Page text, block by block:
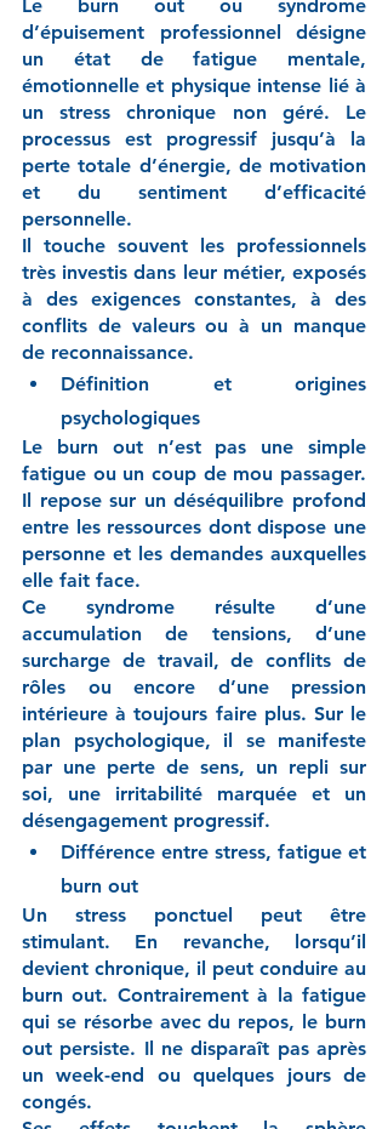
Le burn out ou syndrome
d’épuisement professionnel désigne
un état de fatigue mentale,
émotionnelle et physique intense lié à
un stress chronique non géré. Le
processus est progressif jusqu’à la
perte totale d’énergie, de motivation
et du sentiment d’efficacité
personnelle.
Il touche souvent les professionnels
très investis dans leur métier, exposés
à des exigences constantes, à des
conflits de valeurs ou à un manque
de reconnaissance.
Définition et origines
psychologiques
Le burn out n’est pas une simple
fatigue ou un coup de mou passager.
Il repose sur un déséquilibre profond
entre les ressources dont dispose une
personne et les demandes auxquelles
elle fait face.
Ce syndrome résulte d’une
accumulation de tensions, d’une
surcharge de travail, de conflits de
rôles ou encore d’une pression
intérieure à toujours faire plus. Sur le
plan psychologique, il se manifeste
par une perte de sens, un repli sur
soi, une irritabilité marquée et un
désengagement progressif.
Différence entre stress, fatigue et
burn out
Un stress ponctuel peut être
stimulant. En revanche, lorsqu’il
devient chronique, il peut conduire au
burn out. Contrairement à la fatigue
qui se résorbe avec du repos, le burn
out persiste. Il ne disparaît pas après
un week-end ou quelques jours de
congés.